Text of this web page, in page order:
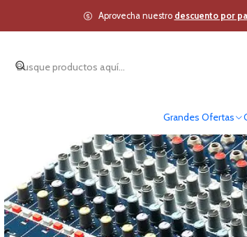
Grandes Ofertas
Aprovecha nuestro descuento porInicio